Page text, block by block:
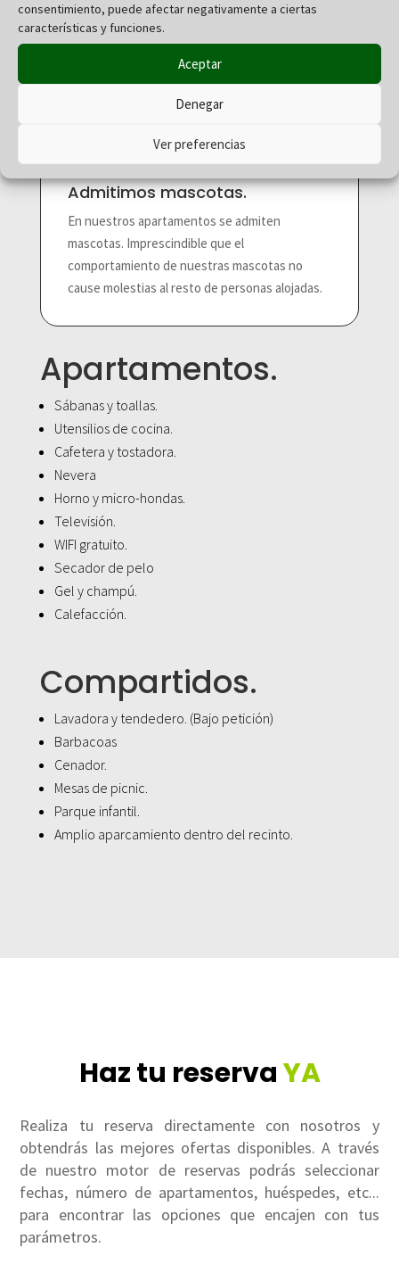
consentimiento, puede afectar negativamente a ciertas
características y funciones.
Aceptar
Denegar
Ver preferencias
Admitimos mascotas.
En nuestros apartamentos se admiten
mascotas. Imprescindible que el
comportamiento de nuestras mascotas no
cause molestias al resto de personas alojadas.
Apartamentos.
Sábanas y toallas.
Utensilios de cocina.
Cafetera y tostadora.
Nevera
Horno y micro-hondas.
Televisión.
WIFI gratuito.
Secador de pelo
Gel y champú.
Calefacción.
Compartidos.
Lavadora y tendedero. (Bajo petición)
Barbacoas
Cenador.
Mesas de picnic.
Parque infantil.
Amplio aparcamiento dentro del recinto.
Haz tu reservaYA
Realiza tu reserva directamente con nosotros y
obtendrás las mejores ofertas disponibles. A través
de nuestro motor de reservas podrás seleccionar
fechas, número de apartamentos, huéspedes, etc...
para encontrar las opciones que encajen con tus
parámetros.